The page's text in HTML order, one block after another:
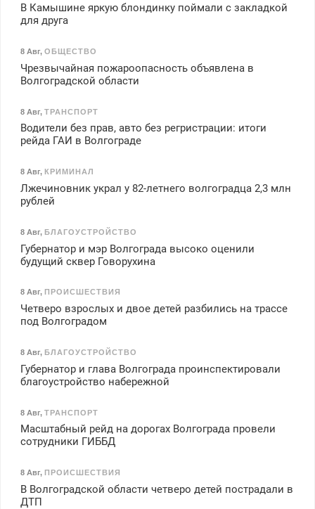
В Камышине яркую блондинку поймали с закладкой
для друга
8 Авг, ОБЩЕСТВО
Чрезвычайная пожароопасность объявлена в
Волгоградской области
8 Авг, ТРАНСПОРТ
Водители без прав, авто без регристрации: итоги
рейда ГАИ в Волгограде
8 Авг, КРИМИНАЛ
Лжечиновник украл у 82-летнего волгоградца 2,3 млн
рублей
8 Авг, БЛАГОУСТРОЙСТВО
Губернатор и мэр Волгограда высоко оценили
будущий сквер Говорухина
8 Авг, ПРОИСШЕСТВИЯ
Четверо взрослых и двое детей разбились на трассе
под Волгоградом
8 Авг, БЛАГОУСТРОЙСТВО
Губернатор и глава Волгограда проинспектировали
благоустройство набережной
8 Авг, ТРАНСПОРТ
Масштабный рейд на дорогах Волгограда провели
сотрудники ГИББД
8 Авг, ПРОИСШЕСТВИЯ
В Волгоградской области четверо детей пострадали в
ДТП